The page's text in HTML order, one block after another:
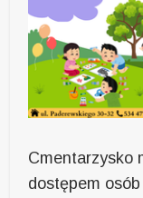
Cmentarzysko
dostępem